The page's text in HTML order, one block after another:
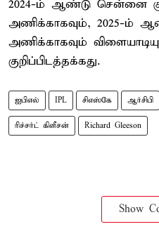
2024-ம் ஆண்டு சென்னை
அணிக்காகவும், 2025-ம்
அணிக்காகவும்
குறிப்பிடத்தக்கது.
ஐபிஎல் IPL சிஎஸ்கே ஆர்சிபி
ரிச்சர்ட் கிளீசன் Richard Gleeson
Show